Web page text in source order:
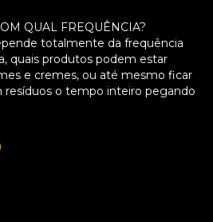
QUAL FREQUÊNCIA?
totalmente da frequência
quais produtos podem estar
e cremes, ou até mesmo ficar
resíduos o tempo inteiro pegando